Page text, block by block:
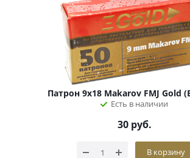
Патрон 9х18 Makarov FMJ Gold
Есть в наличии
30 руб.
В корзину